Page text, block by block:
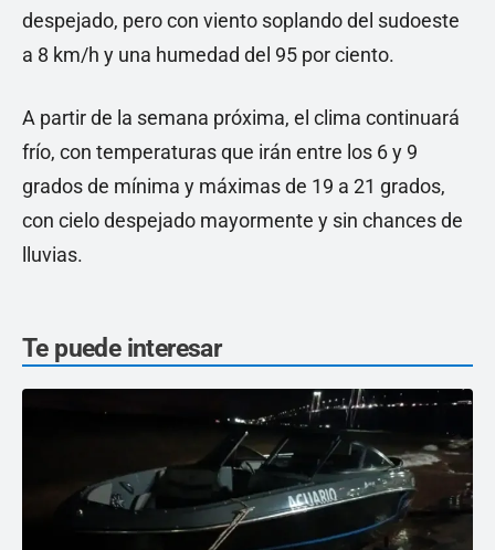
despejado, pero con viento soplando del sudoeste
a 8 km/h y una humedad del 95 por ciento.
A partir de la semana próxima, el clima continuará
frío, con temperaturas que irán entre los 6 y 9
grados de mínima y máximas de 19 a 21 grados,
con cielo despejado mayormente y sin chances de
lluvias.
Te puede interesar